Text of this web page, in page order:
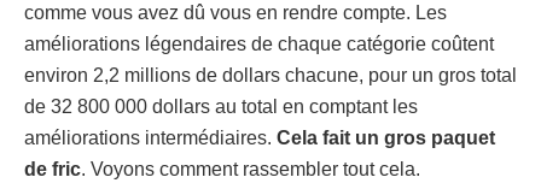
comme vous avez dû vous en rendre compte. Les
améliorations légendaires de chaque catégorie coûtent
environ 2,2 millions de dollars chacune, pour un gros total
de 32 800 000 dollars au total en comptant les
améliorations intermédiaires. Cela fait un gros paquet
de fric. Voyons comment rassembler tout cela.